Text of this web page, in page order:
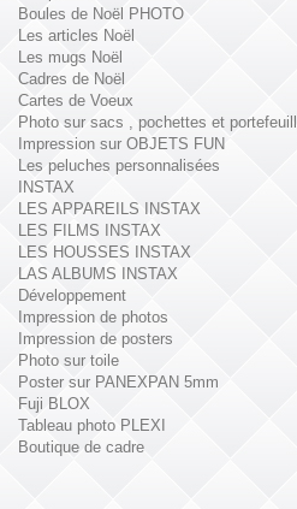
Boules de Noël PHOTO
Les articles Noël
Les mugs Noël
Cadres de Noël
Cartes de Voeux
Photo sur sacs , pochettes et
Impression sur OBJETS FUN
Les peluches personnalisées
INSTAX
LES APPAREILS INSTAX
LES FILMS INSTAX
LES HOUSSES INSTAX
LAS ALBUMS INSTAX
Développement
Impression de photos
Impression de posters
Photo sur toile
Poster sur PANEXPAN 5mm
Fuji BLOX
Tableau photo PLEXI
Boutique de cadre